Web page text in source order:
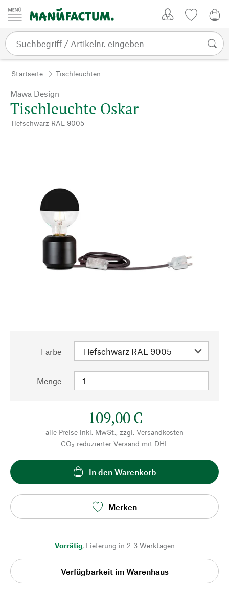
Zum Inhalt springen
Startseite Tischleuchten
Mawa Design
Tischleuchte Oskar
Tiefschwarz RAL 9005
Farbe
Menge
109,00 €
alle Preise inkl. MwSt., zzgl. Versandkosten
CO₂-reduzierter Versand mit DHL
In den Warenkorb
Merken
Vorrätig, Lieferung in 2-3 Werktagen
Verfügbarkeit im Warenhaus